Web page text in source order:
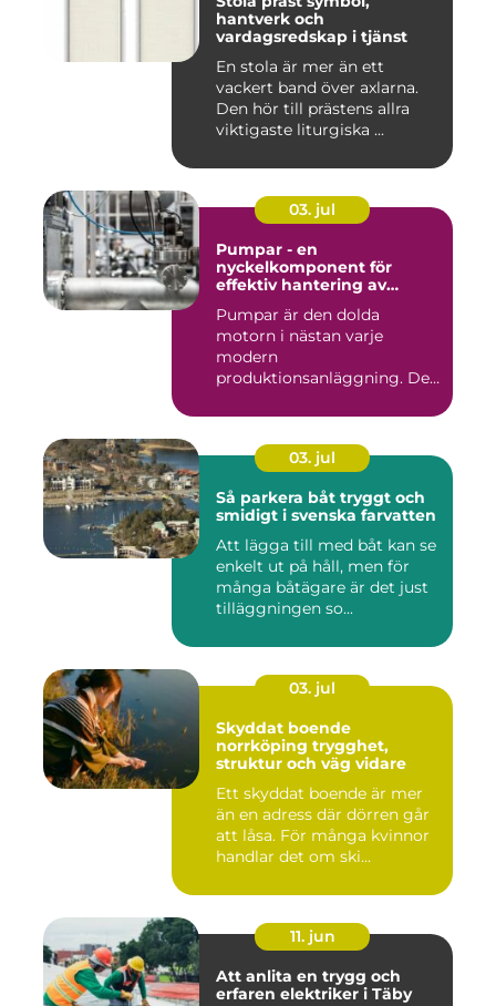
hantverk och
vardagsredskap i tjänst
En stola är mer än ett
vackert band över axlarna.
Den hör till prästens allra
viktigaste liturgiska ...
03. jul
Pumpar - en
nyckelkomponent för
effektiv hantering av
Pumpar är den dolda
motorn i nästan varje
modern
produktionsanläggning. De
03. jul
Så parkera båt tryggt och
smidigt i svenska farvatten
Att lägga till med båt kan se
enkelt ut på håll, men för
många båtägare är det just
tilläggningen so...
03. jul
Skyddat boende
norrköping trygghet,
struktur och väg vidare
Ett skyddat boende är mer
än en adress där dörren går
att låsa. För många kvinnor
handlar det om ski...
11. jun
Att anlita en trygg och
erfaren elektriker i Täby